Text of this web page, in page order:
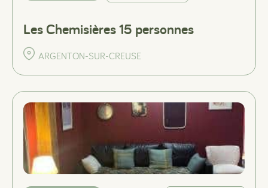
Les Chemisières 15 personnes
ARGENTON-SUR-CREUSE